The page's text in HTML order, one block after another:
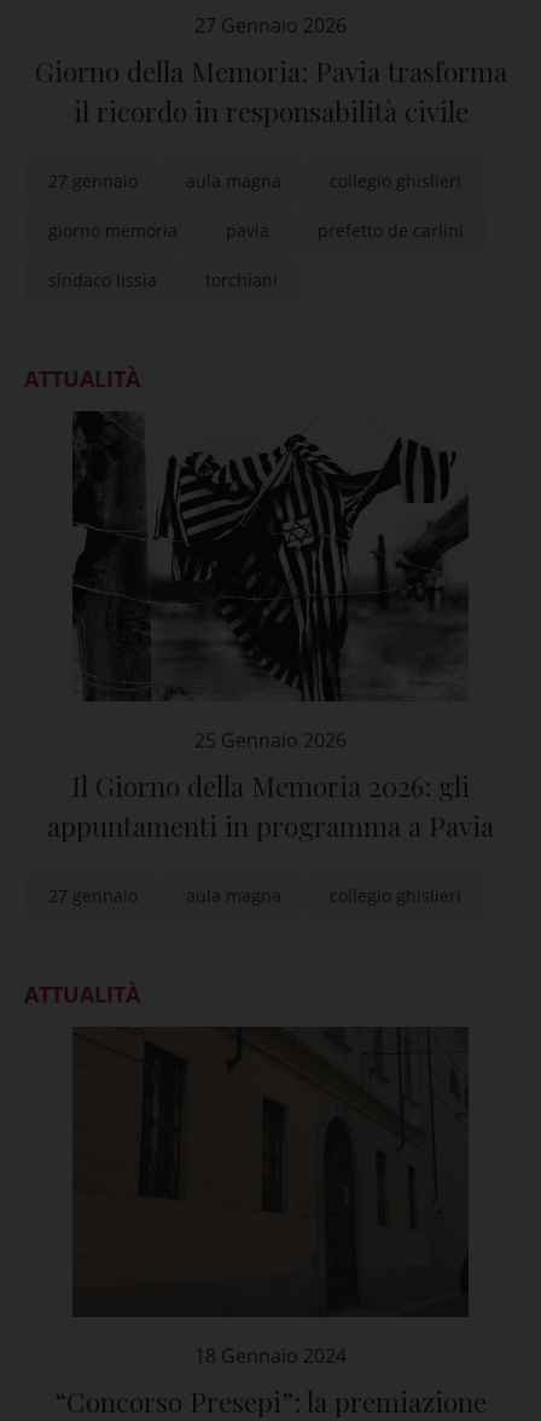
27 Gennaio 2026
Giorno della Memoria: Pavia trasforma
il ricordo in responsabilità civile
27 gennaio aula magna collegio ghislieri
giorno memoria pavia prefetto de carlini
sindaco lissia torchiani
ATTUALITÀ
25 Gennaio 2026
Il Giorno della Memoria 2026: gli
appuntamenti in programma a Pavia
27 gennaio aula magna collegio ghislieri
ATTUALITÀ
18 Gennaio 2024
“Concorso Presepi”: la premiazione